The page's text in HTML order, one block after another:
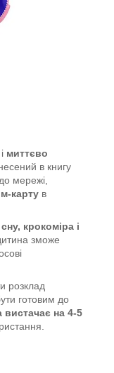
миттєво
в книгу
мережі,
карту в
крокоміра і
зможе
розклад
готовим до
вистачає на 4-5